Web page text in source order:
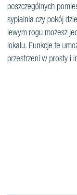
poszczególnych
sypialnia czy pokój
lewym rogu możesz
lokalu. Funkcje te
przestrzeni w prosty i